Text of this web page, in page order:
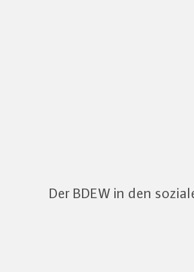
Der BDEW in den